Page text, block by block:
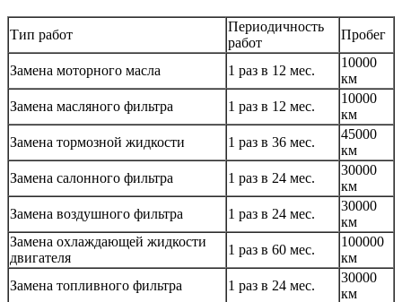
Тип работ
Периодичность
работ
Пробег
Замена моторного масла 1 раз в 12 мес.
10000
км
Замена масляного фильтра
1 раз в 12 мес.
10000
км
Замена тормозной жидкости
1 раз в 36 мес.
45000
км
Замена салонного фильтра
1 раз в 24 мес.
30000
км
Замена воздушного фильтра
1 раз в 24 мес.
30000
км
Замена охлаждающей жидкости
двигателя
1 раз в 60 мес.
100000
км
Замена топливного фильтра
1 раз в 24 мес.
30000
км